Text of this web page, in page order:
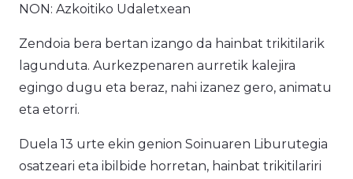
NON: Azkoitiko Udaletxean
Zendoia bera bertan izango da hainbat trikitilarik
lagunduta. Aurkezpenaren aurretik kalejira
egingo dugu eta beraz, nahi izanez gero, animatu
eta etorri.
Duela 13 urte ekin genion Soinuaren Liburutegia
osatzeari eta ibilbide horretan, hainbat trikitilariri